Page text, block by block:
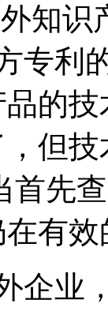
识
专利
的
但
首先
有
业